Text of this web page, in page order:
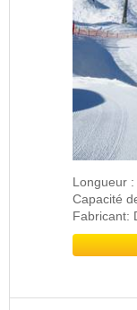
Longueur
Capacité
Fabricant: